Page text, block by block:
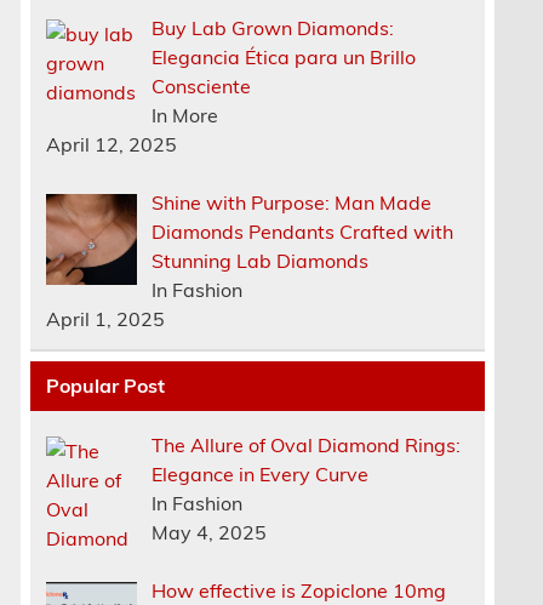
Buy Lab Grown Diamonds:
Elegancia Ética para un Brillo
Consciente
In More
April 12, 2025
Shine with Purpose: Man Made
Diamonds Pendants Crafted with
Stunning Lab Diamonds
In Fashion
April 1, 2025
Popular Post
The Allure of Oval Diamond Rings:
Elegance in Every Curve
In Fashion
May 4, 2025
How effective is Zopiclone 10mg